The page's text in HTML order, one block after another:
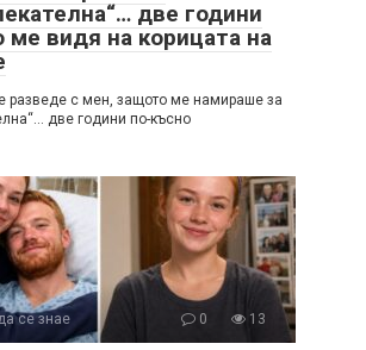
две години
ме видя на корицата на
разведе с мен, защото ме намираше за
две години по-късно
се знае 0 13